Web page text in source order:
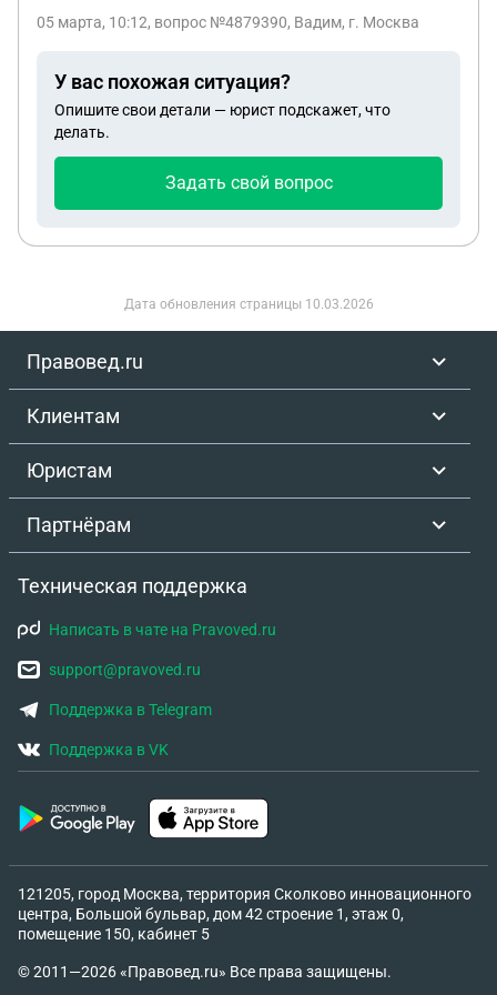
минимума исключаться из конкурсной массы едв
05 марта, 10:12, вопрос №4879390, Вадим, г. Москва
У вас похожая ситуация?
Опишите свои детали — юрист подскажет, что
делать.
Задать свой вопрос
Дата обновления страницы 10.03.2026
Правовед.ru
Клиентам
Юристам
Партнёрам
Техническая поддержка
Написать в чате на Pravoved.ru
support@pravoved.ru
Поддержка в Telegram
Поддержка в VK
121205, город Москва, территория Сколково инновационного
центра, Большой бульвар, дом 42 строение 1, этаж 0,
помещение 150, кабинет 5
© 2011—2026 «Правовед.ru» Все права защищены.